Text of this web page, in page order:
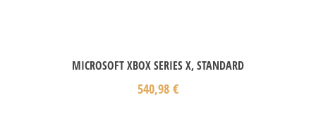
MICROSOFT XBOX SERIES X, STANDARD
540,98 €